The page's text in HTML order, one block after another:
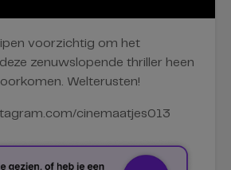
voorzichtig om het
zenuwslopende thriller heen
Welterusten!
cinemaatjes013